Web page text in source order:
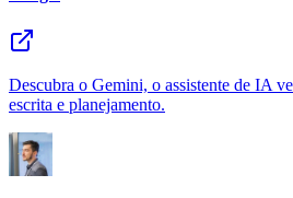
Descubra o Gemini, o assistente de IA
escrita e planejamento.